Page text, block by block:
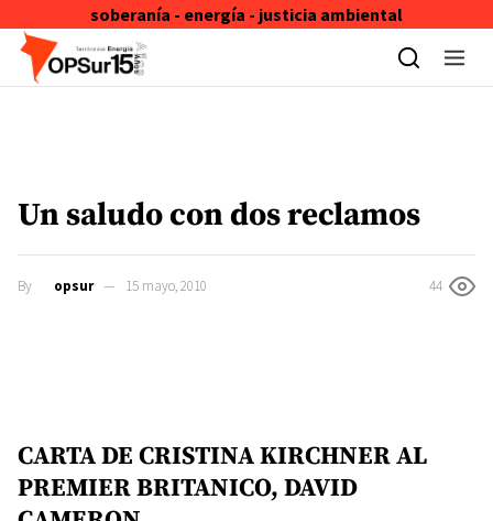
soberanía - energía - justicia ambiental
Skip to content
Un saludo con dos reclamos
By opsur 15 mayo, 2010 44
CARTA DE CRISTINA KIRCHNER AL
PREMIER BRITANICO, DAVID